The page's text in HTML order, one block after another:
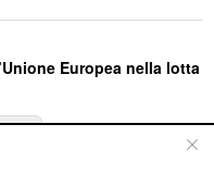
Europea nella lotta